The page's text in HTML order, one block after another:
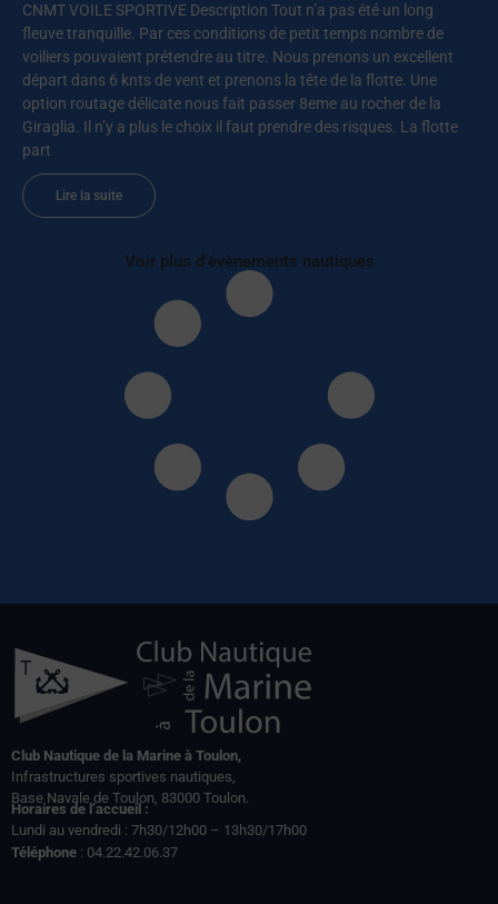
CNMT VOILE SPORTIVE Description Tout n’a pas été un long
fleuve tranquille. Par ces conditions de petit temps nombre de
voiliers pouvaient prétendre au titre. Nous prenons un excellent
départ dans 6 knts de vent et prenons la tête de la flotte. Une
option routage délicate nous fait passer 8eme au rocher de la
Giraglia. Il n’y a plus le choix il faut prendre des risques. La flotte
part
Lire la suite
Voir plus d'évènements nautiques
Club Nautique de la Marine à Toulon,
Infrastructures sportives nautiques,
Base Navale de Toulon, 83000 Toulon.
Horaires de l’accueil :
Lundi au vendredi : 7h30/12h00 – 13h30/17h00
Téléphone : 04.22.42.06.37